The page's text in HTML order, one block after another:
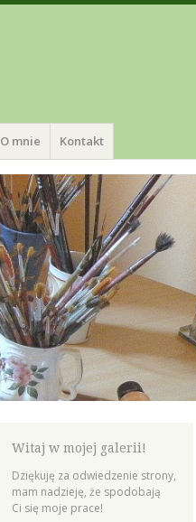
O mnie Kontakt
Witaj w mojej galerii!
Dziękuję za odwiedzenie strony,
mam nadzieję, że spodobają
Ci się moje prace!